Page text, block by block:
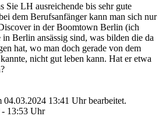
Sie LH ausreichende bis sehr gute
dem Berufsanfänger kann man sich nur
in der Boomtown Berlin (ich
Berlin ansässig sind, was bilden die da
hat, wo man doch gerade von dem
nicht gut leben kann. Hat er etwa
13:41 Uhr bearbeitet.
13:53 Uhr